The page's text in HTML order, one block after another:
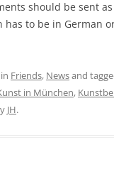
should be sent
has to be in German
Friends, Newsand
in München,
JH.